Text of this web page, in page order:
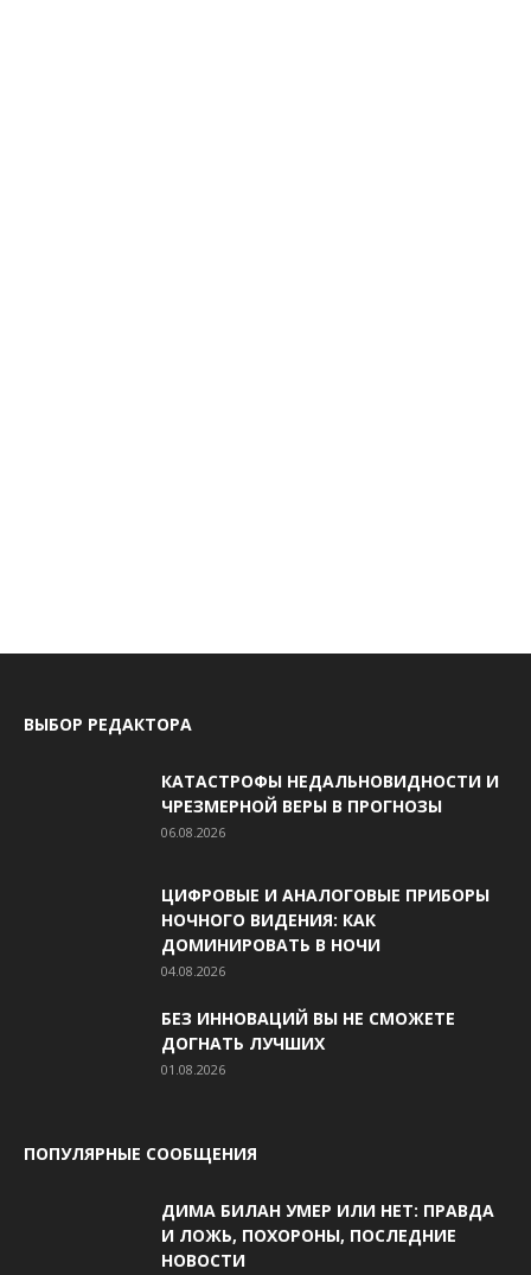
ВЫБОР РЕДАКТОРА
КАТАСТРОФЫ НЕДАЛЬНОВИДНОСТИ И
ЧРЕЗМЕРНОЙ ВЕРЫ В ПРОГНОЗЫ
06.08.2026
ЦИФРОВЫЕ И АНАЛОГОВЫЕ ПРИБОРЫ
НОЧНОГО ВИДЕНИЯ: КАК
ДОМИНИРОВАТЬ В НОЧИ
04.08.2026
БЕЗ ИННОВАЦИЙ ВЫ НЕ СМОЖЕТЕ
ДОГНАТЬ ЛУЧШИХ
01.08.2026
ПОПУЛЯРНЫЕ СООБЩЕНИЯ
ДИМА БИЛАН УМЕР ИЛИ НЕТ: ПРАВДА
И ЛОЖЬ, ПОХОРОНЫ, ПОСЛЕДНИЕ
НОВОСТИ